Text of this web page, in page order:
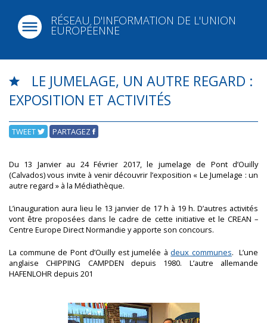
RÉSEAU D'INFORMATION DE L'UNION
EUROPÉENNE
LE JUMELAGE, UN AUTRE REGARD :
EXPOSITION ET ACTIVITÉS
TWEET PARTAGEZ
Du 13 Janvier au 24 Février 2017, le jumelage de Pont d’Ouilly
(Calvados) vous invite à venir découvrir l’exposition « Le Jumelage : un
autre regard » à la Médiathèque.
L’inauguration aura lieu le 13 janvier de 17 h à 19 h. D’autres activités
vont être proposées dans le cadre de cette initiative et le CREAN –
Centre Europe Direct Normandie y apporte son concours.
La commune de Pont d’Ouilly est jumelée àdeux communes. L’une
anglaise CHIPPING CAMPDEN depuis 1980. L’autre allemande
HAFENLOHR depuis 201